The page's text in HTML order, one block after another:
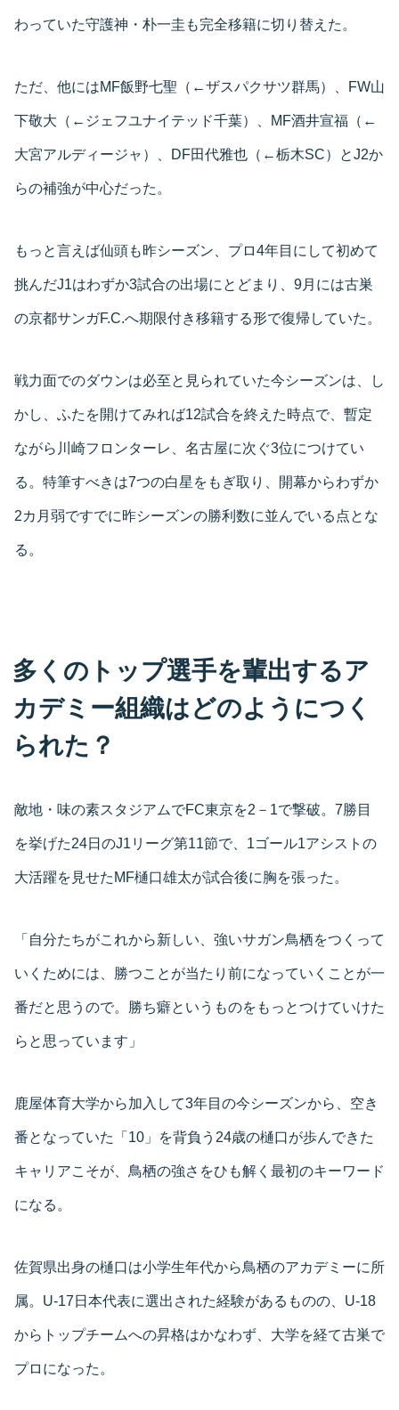
わっていた守護神・朴一圭も完全移籍に切り替えた。
ただ、他にはMF飯野七聖（←ザスパクサツ群馬）、FW山
下敬大（←ジェフユナイテッド千葉）、MF酒井宣福（←
大宮アルディージャ）、DF田代雅也（←栃木SC）とJ2か
らの補強が中心だった。
もっと言えば仙頭も昨シーズン、プロ4年目にして初めて
挑んだJ1はわずか3試合の出場にとどまり、9月には古巣
の京都サンガF.C.へ期限付き移籍する形で復帰していた。
戦力面でのダウンは必至と見られていた今シーズンは、し
かし、ふたを開けてみれば12試合を終えた時点で、暫定
ながら川崎フロンターレ、名古屋に次ぐ3位につけてい
る。特筆すべきは7つの白星をもぎ取り、開幕からわずか
2カ月弱ですでに昨シーズンの勝利数に並んでいる点とな
る。
多くのトップ選手を輩出するア
カデミー組織はどのようにつく
られた？
敵地・味の素スタジアムでFC東京を2－1で撃破。7勝目
を挙げた24日のJ1リーグ第11節で、1ゴール1アシストの
大活躍を見せたMF樋口雄太が試合後に胸を張った。
「自分たちがこれから新しい、強いサガン鳥栖をつくって
いくためには、勝つことが当たり前になっていくことが一
番だと思うので。勝ち癖というものをもっとつけていけた
らと思っています」
鹿屋体育大学から加入して3年目の今シーズンから、空き
番となっていた「10」を背負う24歳の樋口が歩んできた
キャリアこそが、鳥栖の強さをひも解く最初のキーワード
になる。
佐賀県出身の樋口は小学生年代から鳥栖のアカデミーに所
属。U-17日本代表に選出された経験があるものの、U-18
からトップチームへの昇格はかなわず、大学を経て古巣で
プロになった。